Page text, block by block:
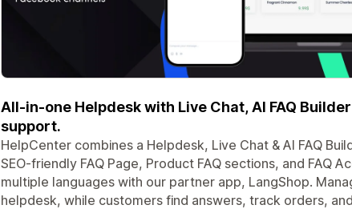
All-in-one Helpdesk with Live Chat, AI FAQ
support.
HelpCenter combines a Helpdesk, Live Chat & AI FAQ
SEO-friendly FAQ Page, Product FAQ sections, and FAQ
multiple languages with our partner app, LangShop.
helpdesk, while customers find answers, track orders,